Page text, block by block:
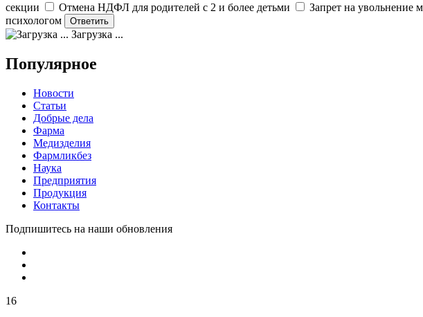
секции
Отмена НДФЛ для родителей с 2 и более детьми Запрет на увольнение
психологом
Загрузка ...
Популярное
Новости
Статьи
Добрые дела
Фарма
Медизделия
Фармликбез
Наука
Предприятия
Продукция
Контакты
Подпишитесь на наши обновления
16